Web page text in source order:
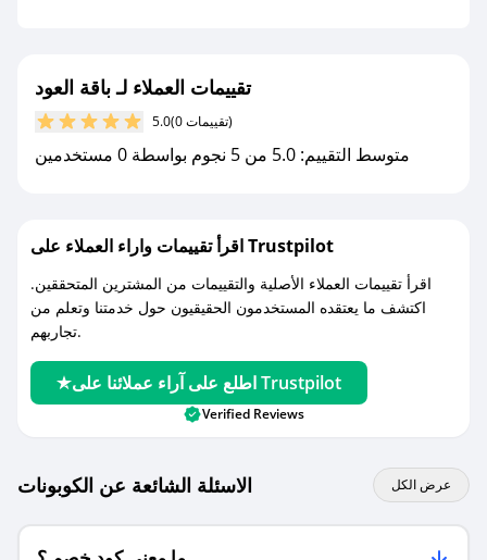
مع صحصح، تسوق بذكاء ووفّر على كل مشترياتك مع
تقييمات العملاء لـ باقة العود
5.0 (0 تقييمات)
متوسط التقييم: 5.0 من 5 نجوم بواسطة 0 مستخدمين
اقرأ تقييمات واراء العملاء على Trustpilot
اقرأ تقييمات العملاء الأصلية والتقييمات من المشترين المتحققين.
اكتشف ما يعتقده المستخدمون الحقيقيون حول خدمتنا وتعلم من
تجاربهم.
اطلع على آراء عملائنا على Trustpilot
Verified Reviews
الاسئلة الشائعة عن الكوبونات عرض الكل